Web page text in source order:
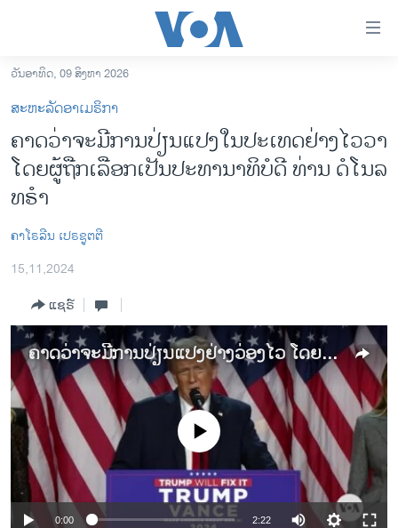
ເຂົ້າ
ຫາ
ຂ້າມ
ຂ້າມ
ໄປ
ຫາ
ຊອກ
ອາເມຣິກາ
ການເລືອກຕັ້ງ ປະທານາທີບໍດີ ສະຫະລັດ 2024
ອິດສະຫຼະພາບດ້ານການຂ່າວ
ຊີວິດຊາວລາວ
ຊຸມຊົນຊາວລາວ
ວິທະຍາສາດ-ເທັກໂນໂລຈີ
ທຸລະກິດ
ພາສາອັງກິດ
ວີດີໂອ
ວັນອາທິດ, 09 ສິງຫາ 2026
ສະຫະລັດອາເມຣິກາ
ຄາດວ່າຈະມີການປ່ຽນແປງໃນປະເທດຢ່າງໄວວາ
ໂດຍຜູ້ຖືກເລືອກເປັນປະທານາທິບໍດີ ທ່ານ ດໍໂນລ
ທຣຳ
ຄາໂຣລີນ ເປຣຊູຕຕີ
15,11,2024
ແຊຣ໌
ຄາດວ່າຈະມີການປ່ຽນແປງຢ່າງວ່ອງໄວ ໂດຍທ່ານ ດໍໂນລ ທຣຳ ທີ່ຖືກເລືອກເປັນປະທານາທິບໍດີ
No media source currently available
0:00 2:22